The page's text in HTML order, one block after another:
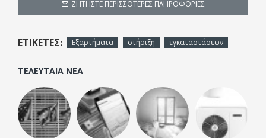
ΖΗΤΉΣΤΕ ΠΕΡΙΣΣΌΤΕΡΕΣ ΠΛΗΡΟΦΟΡΊΕΣ
ΕΤΙΚΈΤΕΣ: Εξαρτήματα στήριξη εγκαταστάσεων
ΤΕΛΕΥΤΑΊΑ ΝΈΑ